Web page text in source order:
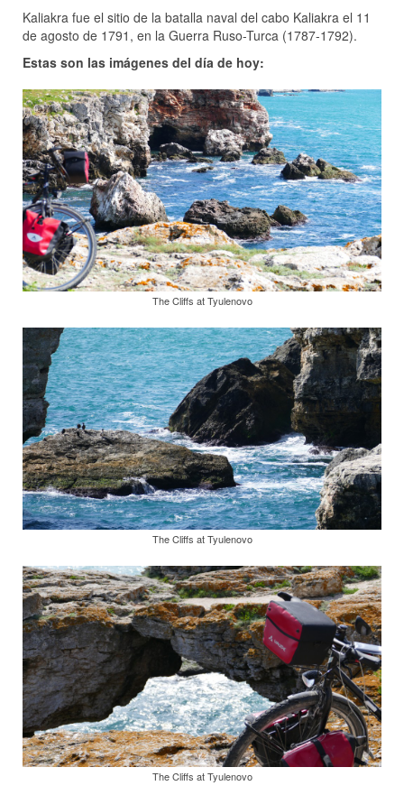
Kaliakra fue el sitio de la batalla naval del cabo Kaliakra el 11
de agosto de 1791, en la Guerra Ruso-Turca (1787-1792).
Estas son las imágenes del día de hoy:
The Cliffs at Tyulenovo
The Cliffs at Tyulenovo
The Cliffs at Tyulenovo